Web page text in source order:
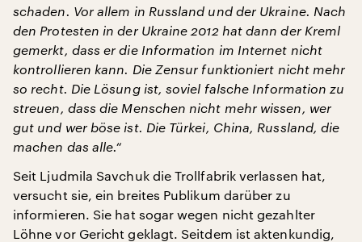
schaden. Vor allem in Russland und der Ukraine. Nach
den Protesten in der Ukraine 2012 hat dann der Kreml
gemerkt, dass er die Information im Internet nicht
kontrollieren kann. Die Zensur funktioniert nicht mehr
so recht. Die Lösung ist, soviel falsche Information zu
streuen, dass die Menschen nicht mehr wissen, wer
gut und wer böse ist. Die Türkei, China, Russland, die
machen das alle.“
Seit Ljudmila Savchuk die Trollfabrik verlassen hat,
versucht sie, ein breites Publikum darüber zu
informieren. Sie hat sogar wegen nicht gezahlter
Löhne vor Gericht geklagt. Seitdem ist aktenkundig,